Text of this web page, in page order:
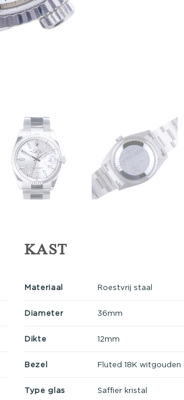
KAST
Materiaal Roestvrij staal
Diameter 36mm
Dikte 12mm
Bezel Fluted 18K witgouden
Type glas Saffier kristal